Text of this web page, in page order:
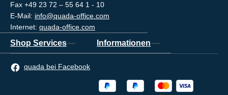
Fax +49 23 72 – 55 64 1 - 10
E-Mail: info@quada-office.com
Internet: quada-office.com
Shop Services Informationen
quada bei Facebook